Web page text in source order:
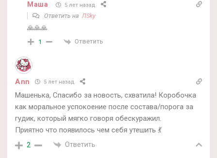
Маша 5 лет назад
Ответить наЛSky
🙏🙏🙏
1 Ответить
Ann 5 лет назад
Машенька, Спасибо за новость, схватила! Коробочка
как моральное успокоение после состава/порога за
гудик, который мягко говоря обескуражил.
Приятно что появилось чем себя утешить 💃
2 Ответить